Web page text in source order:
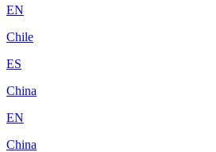
EN
Chile
ES
China
EN
China